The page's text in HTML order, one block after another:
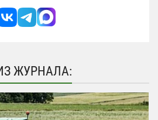
ЖУРНАЛА: